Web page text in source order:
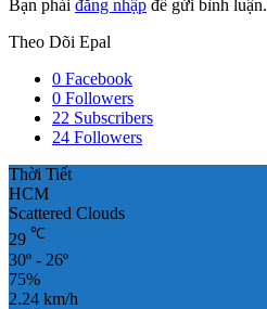
Bạn phải đăng nhập để gửi bình luận.
Theo Dõi Epal
0 Facebook
0 Followers
22 Subscribers
24 Followers
Thời Tiết
HCM
Scattered Clouds
29 ℃
30º - 26º
75%
2.24 km/h